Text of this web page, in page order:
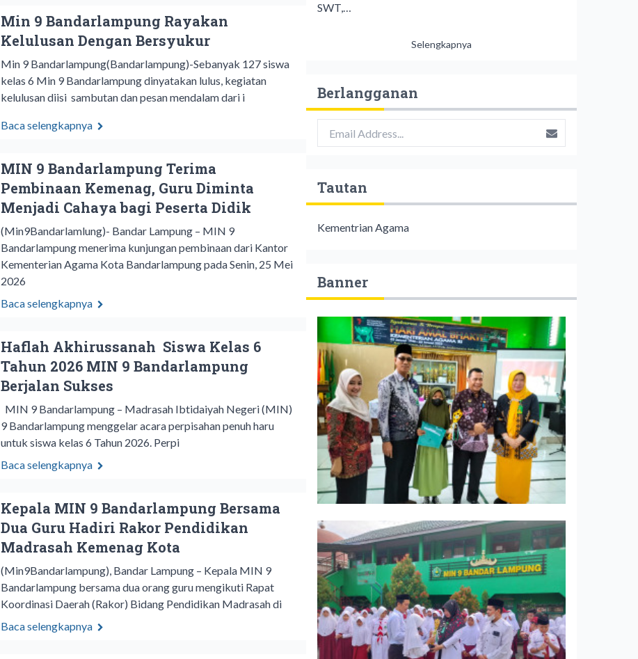
Min 9 Bandarlampung Rayakan
Kelulusan Dengan Bersyukur
Min 9 Bandarlampung(Bandarlampung)-Sebanyak 127 siswa
kelas 6 Min 9 Bandarlampung dinyatakan lulus, kegiatan
kelulusan diisi sambutan dan pesan mendalam dari i
Baca selengkapnya
MIN 9 Bandarlampung Terima
Pembinaan Kemenag, Guru Diminta
Menjadi Cahaya bagi Peserta Didik
(Min9Bandarlamlung)- Bandar Lampung – MIN 9
Bandarlampung menerima kunjungan pembinaan dari Kantor
Kementerian Agama Kota Bandarlampung pada Senin, 25 Mei
2026
Baca selengkapnya
Haflah Akhirussanah Siswa Kelas 6
Tahun 2026 MIN 9 Bandarlampung
Berjalan Sukses
‎MIN 9 Bandarlampung – Madrasah Ibtidaiyah Negeri (MIN)
9 Bandarlampung menggelar acara perpisahan penuh haru
untuk siswa kelas 6 Tahun 2026. Perpi
Baca selengkapnya
Kepala MIN 9 Bandarlampung Bersama
Dua Guru Hadiri Rakor Pendidikan
Madrasah Kemenag Kota
(Min9Bandarlampung), Bandar Lampung – Kepala MIN 9
Bandarlampung bersama dua orang guru mengikuti Rapat
Koordinasi Daerah (Rakor) Bidang Pendidikan Madrasah di
Baca selengkapnya
SWT,…
Selengkapnya
Berlangganan
Tautan
Kementrian Agama
Banner